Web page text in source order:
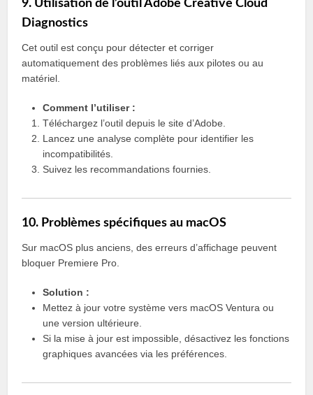
9. Utilisation de l’outil Adobe Creative Cloud
Diagnostics
Cet outil est conçu pour détecter et corriger
automatiquement des problèmes liés aux pilotes ou au
matériel.
Comment l’utiliser :
Téléchargez l’outil depuis le site d’Adobe.
Lancez une analyse complète pour identifier les
incompatibilités.
Suivez les recommandations fournies.
10. Problèmes spécifiques au macOS
Sur macOS plus anciens, des erreurs d’affichage peuvent
bloquer Premiere Pro.
Solution :
Mettez à jour votre système vers macOS Ventura ou
une version ultérieure.
Si la mise à jour est impossible, désactivez les fonctions
graphiques avancées via les préférences.